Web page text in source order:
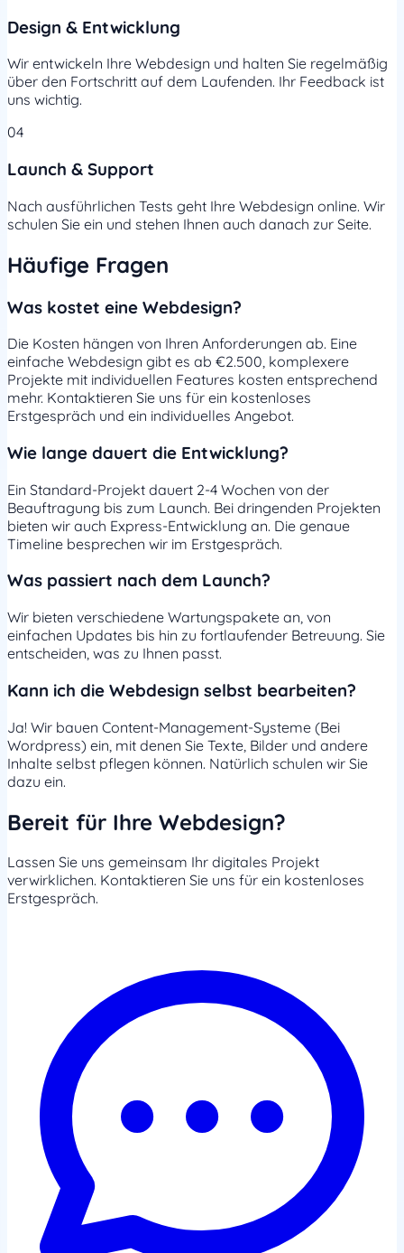
Design & Entwicklung
Wir entwickeln Ihre Webdesign und halten Sie regelmäßig
über den Fortschritt auf dem Laufenden. Ihr Feedback ist
uns wichtig.
04
Launch & Support
Nach ausführlichen Tests geht Ihre Webdesign online. Wir
schulen Sie ein und stehen Ihnen auch danach zur Seite.
Häufige Fragen
Was kostet eine Webdesign?
Die Kosten hängen von Ihren Anforderungen ab. Eine
einfache Webdesign gibt es ab €2.500, komplexere
Projekte mit individuellen Features kosten entsprechend
mehr. Kontaktieren Sie uns für ein kostenloses
Erstgespräch und ein individuelles Angebot.
Wie lange dauert die Entwicklung?
Ein Standard-Projekt dauert 2-4 Wochen von der
Beauftragung bis zum Launch. Bei dringenden Projekten
bieten wir auch Express-Entwicklung an. Die genaue
Timeline besprechen wir im Erstgespräch.
Was passiert nach dem Launch?
Wir bieten verschiedene Wartungspakete an, von
einfachen Updates bis hin zu fortlaufender Betreuung. Sie
entscheiden, was zu Ihnen passt.
Kann ich die Webdesign selbst bearbeiten?
Ja! Wir bauen Content-Management-Systeme (Bei
Wordpress) ein, mit denen Sie Texte, Bilder und andere
Inhalte selbst pflegen können. Natürlich schulen wir Sie
dazu ein.
Bereit für Ihre Webdesign?
Lassen Sie uns gemeinsam Ihr digitales Projekt
verwirklichen. Kontaktieren Sie uns für ein kostenloses
Erstgespräch.